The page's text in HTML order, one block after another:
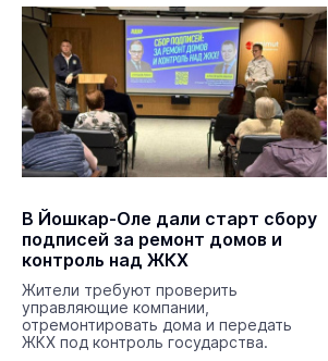
В Йошкар-Оле дали старт сбору
подписей за ремонт домов и
контроль над ЖКХ
Жители требуют проверить
управляющие компании,
отремонтировать дома и передать
ЖКХ под контроль государства.